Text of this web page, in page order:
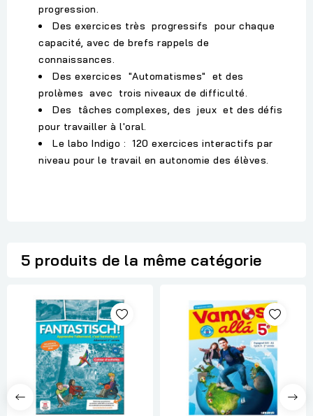
progression.
Des exercices très progressifs pour chaque
capacité, avec de brefs rappels de
connaissances.
Des exercices "Automatismes" et des
prolèmes avec trois niveaux de difficulté.
Des tâches complexes, des jeux et des défis
pour travailler à l'oral.
Le labo Indigo : 120 exercices interactifs par
niveau pour le travail en autonomie des élèves.
5 produits de la même catégorie